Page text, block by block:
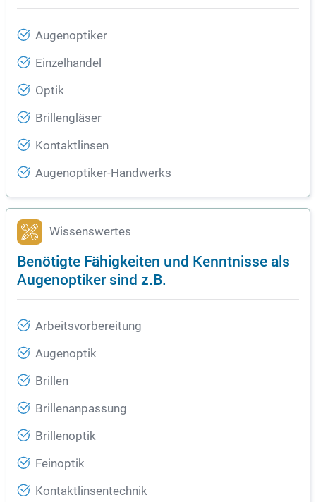
Augenoptiker
Einzelhandel
Optik
Brillengläser
Kontaktlinsen
Augenoptiker-Handwerks
Wissenswertes
Benötigte Fähigkeiten und Kenntnisse als
Augenoptiker sind z.B.
Arbeitsvorbereitung
Augenoptik
Brillen
Brillenanpassung
Brillenoptik
Feinoptik
Kontaktlinsentechnik